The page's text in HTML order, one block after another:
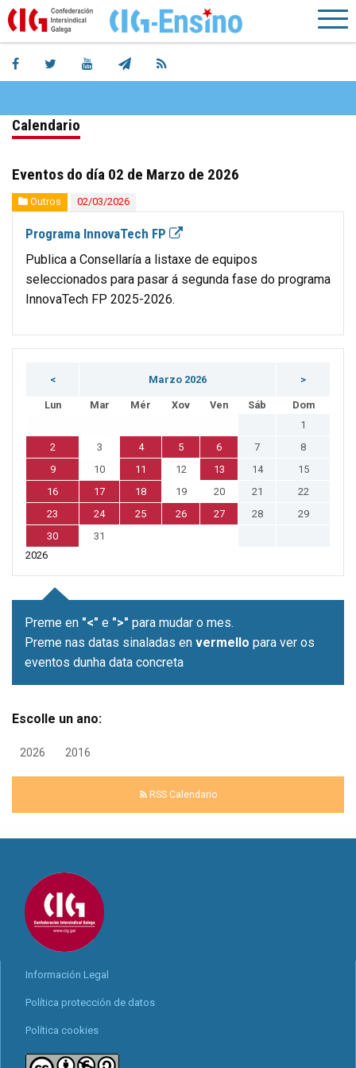
Calendario
Eventos do día 02 de Marzo de 2026
Outros 02/03/2026
Programa InnovaTech FP
Publica a Consellaría a listaxe de equipos
seleccionados para pasar á segunda fase do programa
InnovaTech FP 2025-2026.
< Marzo 2026 >
Lun Mar Mér Xov Ven Sáb
Dom
1
2
3 4 5 6 7
8
9
10 11 12 13 14
15
16
17 18 19 20 21
22
23
24 25 26 27 28
29
30
31
2026
Preme en "<" e ">" para mudar o mes.
Preme nas datas sinaladas en vermello para ver os
eventos dunha data concreta
Escolle un ano:
2026 2016
RSS Calendario
Información Legal
Política protección de datos
Política cookies